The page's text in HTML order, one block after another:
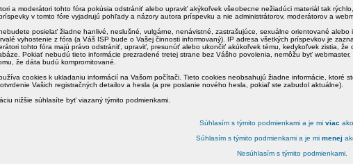
a moderátori tohto fóra pokúsia odstrániť alebo upraviť akýkoľvek všeobecne nežiadúci materiál tak
v tomto fóre vyjadrujú pohľady a názory autora príspevku a nie administrátorov, moderátorov a
posielať žiadne hanlivé, neslušné, vulgárne, nenávistné, zastrašujúce, sexuálne orientované
vyhostenie z fóra (a Váš ISP bude o Vašej činnosti informovaný). IP adresa všetkých príspevkov je
tohto fóra majú právo odstrániť, upraviť, presunúť alebo ukončiť akúkoľvek tému, kedykoľvek zistia,
Pokiať nebudú tieto informácie prezradené tretej strane bez Vášho povolenia, nemôžu byť
že dáta budú kompromitované.
cookies k ukladaniu informácií na Vašom počítači. Tieto cookies neobsahujú žiadne informácie, ktoré
Vašich registračných detailov a hesla (a pre poslanie nového hesla, pokiaľ ste zabudol aktuálne).
nižšie súhlasíte byť viazaný týmito podmienkami.
Súhlasím s týmito podmienkami a je mi viac
Súhlasím s týmito podmienkami a je mi menej
Nesúhlasím s týmito podmienkami.